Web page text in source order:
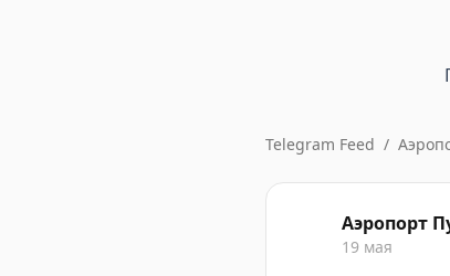
Telegram Feed /
Аэропорт
19 мая